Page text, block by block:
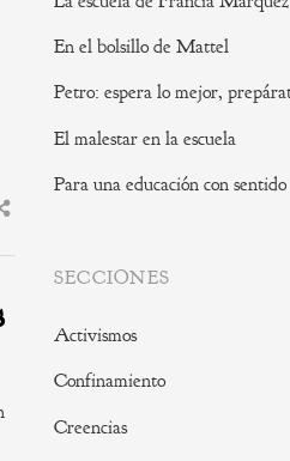
Share
En el bolsillo de Mattel
Petro: espera lo mejor,
El malestar en la escuela
Para una educación con sentido
SECCIONES
Activismos
Confinamiento
Creencias